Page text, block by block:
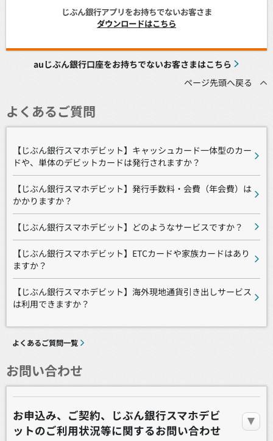
じぶん銀行アプリをお持ちでないお客さま
ダウンロードはこちら
auじぶん銀行口座をお持ちでないお客さまはこちら
ページ先頭へ戻る
よくあるご質問
【じぶん銀行スマホデビット】キャッシュカード一体型のカー
ドや、単体のデビットカードは発行されますか？
【じぶん銀行スマホデビット】発行手数料・会費（年会費）は
かかりますか？
【じぶん銀行スマホデビット】どのようなサービスですか？
【じぶん銀行スマホデビット】ETCカードや家族カードはあり
ますか？
【じぶん銀行スマホデビット】海外現地通貨引き出しサービス
は利用できますか？
よくあるご質問一覧
お問い合わせ
お申込み、ご契約、じぶん銀行スマホデビ
ットのご利用状況等に関するお問い合わせ